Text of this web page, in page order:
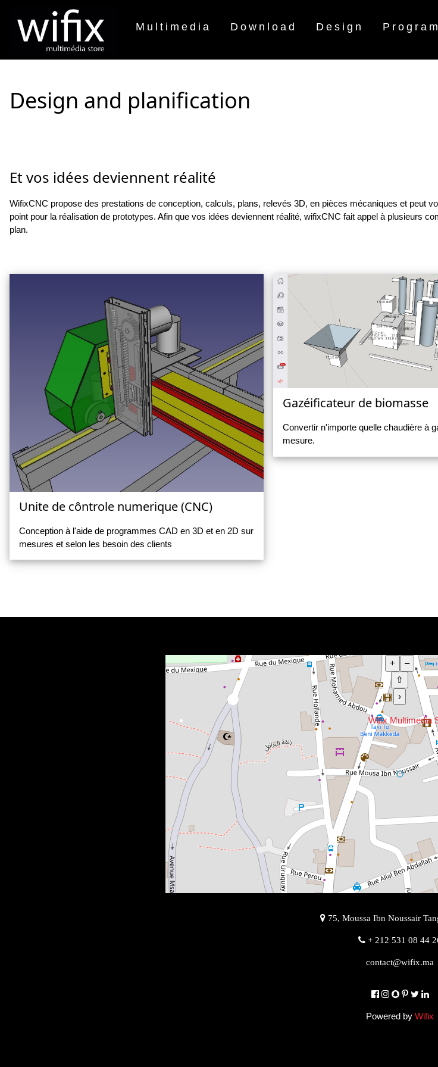
Multimedia Download Design
Design and planification
Et vos idées deviennent réalité
WifixCNC propose des prestations de conception, calculs, plans, relevés 3D, en pièces mécaniques et peut
point pour la réalisation de prototypes. Afin que vos idées deviennent réalité, wifixCNC fait appel à plusieurs
plan.
Unite de côntrole numerique (CNC)
Conception à l'aide de programmes CAD en 3D et en 2D sur
mesures et selon les besoin des clients
Gazéificateur de biomasse
Convertir n'importe quelle chaudière à
mesure.
+
–
⇧
›
Wifix Multimedia
75, Moussa Ibn Noussair
+ 212 531 08 44
contact@wifix.ma
Powered by Wifix